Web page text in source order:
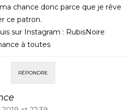
chance donc parce que je rêve
ce patron.
sur Instagram : RubisNoire
à toutes
RÉPONDRE